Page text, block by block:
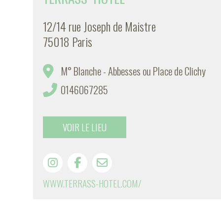
12/14 rue Joseph de Maistre
75018 Paris
M° Blanche - Abbesses ou Place de Clichy
0146067285
VOIR LE LIEU
WWW.TERRASS-HOTEL.COM/